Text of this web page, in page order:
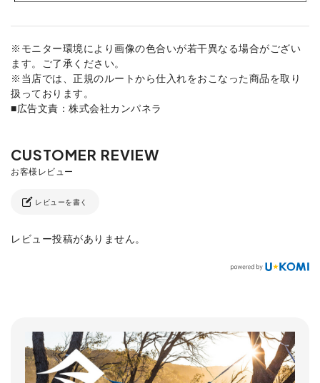
※モニター環境により画像の色合いが若干異なる場合がござい
ます。ご了承ください。
※当店では、正規のルートから仕入れをおこなった商品を取り
扱っております。
■広告文責：株式会社カンパネラ
レビューを書く
レビュー投稿がありません。